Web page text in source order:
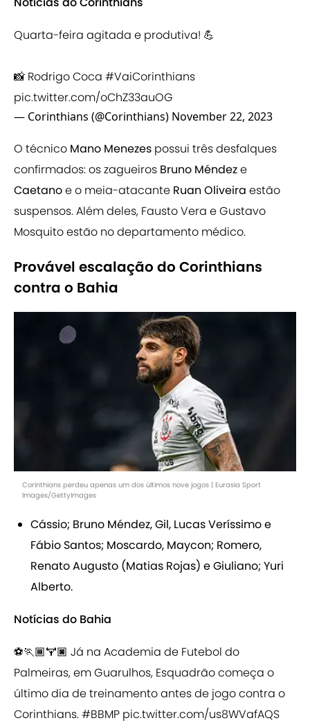
Quarta-feira agitada e produtiva! 💪
📸 Rodrigo Coca #VaiCorinthians
pic.twitter.com/oChZ33auOG
— Corinthians (@Corinthians) November 22, 2023
O técnico Mano Menezes possui três desfalques
confirmados: os zagueiros Bruno Méndeze
Caetanoe o meia-atacante Ruan Oliveira estão
suspensos. Além deles, Fausto Vera e Gustavo
Mosquito estão no departamento médico.
Provável escalação do Corinthians
contra o Bahia
Corinthians perdeu apenas um dos últimos nove jogos | Eurasia Sport
Images/GettyImages
Cássio; Bruno Méndez, Gil, Lucas Veríssimo e
Fábio Santos; Moscardo, Maycon; Romero,
Renato Augusto (Matias Rojas) e Giuliano; Yuri
Alberto.
Notícias do Bahia
⚽️🏃🏾🏋🏿 Já na Academia de Futebol do
Palmeiras, em Guarulhos, Esquadrão começa o
último dia de treinamento antes de jogo contra o
Corinthians.#BBMP pic.twitter.com/us8WVafAQS